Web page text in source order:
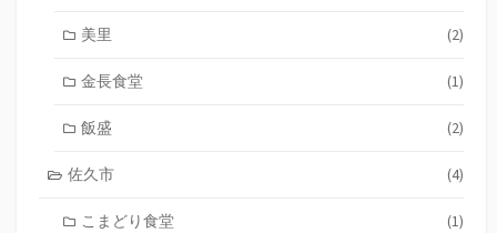
美里 (2)
金長食堂 (1)
飯盛 (2)
佐久市 (4)
こまどり食堂 (1)